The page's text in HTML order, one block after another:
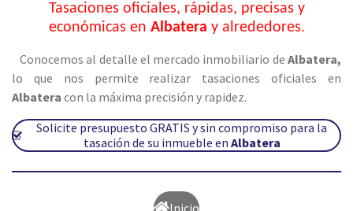
Tasaciones oficiales, rápidas, precisas y
económicas en Albatera y alrededores.
Conocemos al detalle el mercado inmobiliario de Albatera,
lo que nos permite realizar tasaciones oficiales en
Albatera con la máxima precisión y rapidez.
Solicite presupuesto GRATIS y sin compromiso para la
tasación de su inmueble en Albatera
Inicio